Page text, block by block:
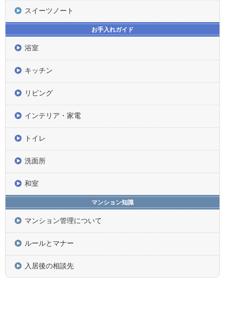
スイーツノート
お手入れガイド
浴室
キッチン
リビング
インテリア・家電
トイレ
洗面所
和室
マンション知識
マンション管理について
ルールとマナー
入居後の相談先